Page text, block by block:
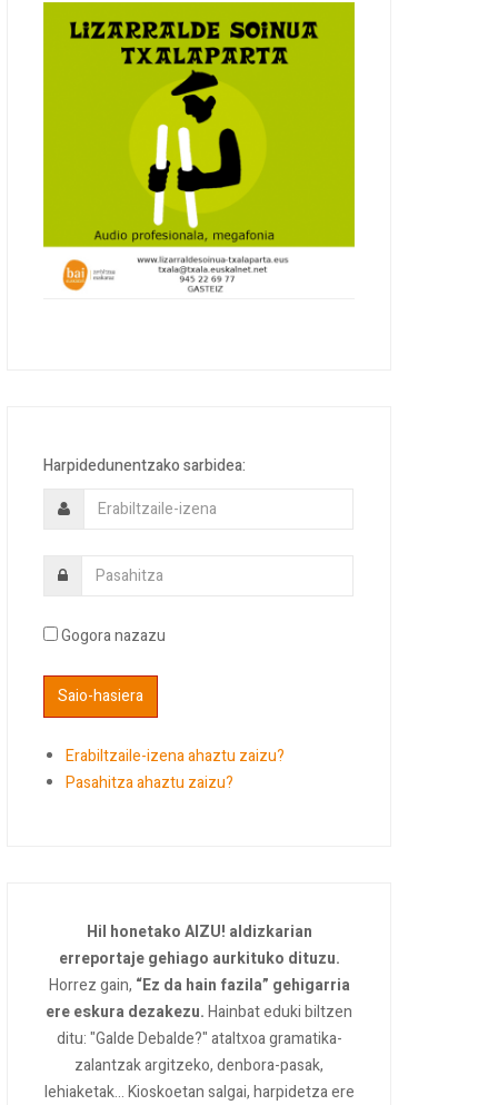
Harpidedunentzako sarbidea:
Gogora nazazu
Erabiltzaile-izena ahaztu zaizu?
Pasahitza ahaztu zaizu?
Hil honetako AIZU! aldizkarian
erreportaje gehiago aurkituko dituzu.
Horrez gain, “Ez da hain fazila” gehigarria
ere eskura dezakezu.Hainbat eduki biltzen
ditu: "Galde Debalde?" ataltxoa gramatika-
zalantzak argitzeko, denbora-pasak,
lehiaketak... Kioskoetan salgai, harpidetza ere